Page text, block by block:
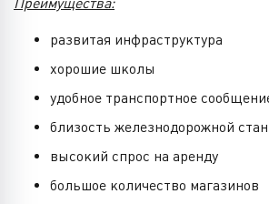
развитая инфраструктура
хорошие школы
удобное транспортное
близость железнодорожной
высокий спрос на аренду
большое количество магазинов